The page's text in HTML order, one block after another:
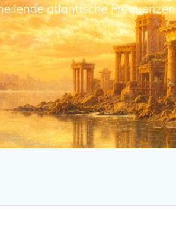
atlantische Frequenzen